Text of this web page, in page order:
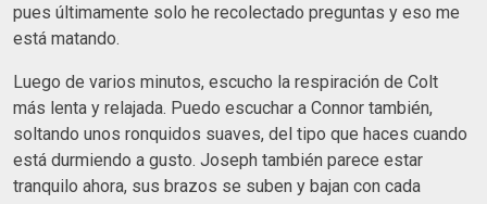
pues últimamente solo he recolectado preguntas y eso me
está matando.
Luego de varios minutos, escucho la respiración de Colt
más lenta y relajada. Puedo escuchar a Connor también,
soltando unos ronquidos suaves, del tipo que haces cuando
está durmiendo a gusto. Joseph también parece estar
tranquilo ahora, sus brazos se suben y bajan con cada